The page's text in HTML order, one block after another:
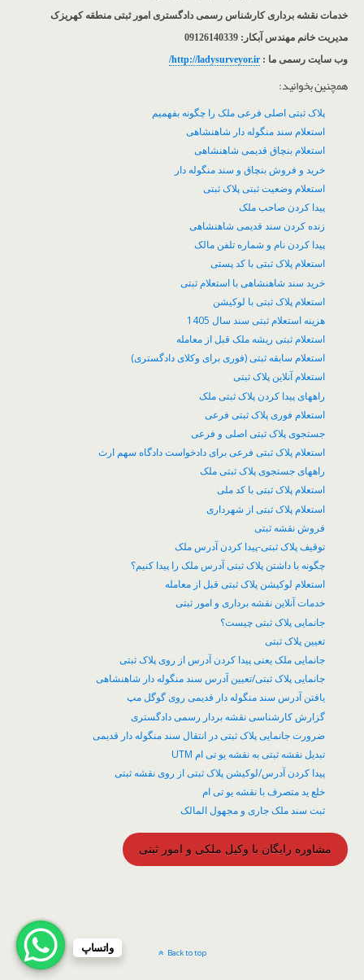
خدمات نقشه برداری کارشناس رسمی دادگستری امور ثبتی منطقه کهریزک
مدیریت خانم مهندس آبکار: 09126140339
وب سایت رسمی ما : http://ladysurveyor.ir/
همچنین بخوانید:
پلاک ثبتی اصلی فرعی ملک را چگونه بفهمیم
استعلام سند منگوله دار شاهنشاهی
استعلام بنچاق قدیمی شاهنشاهی
خرید و فروش بنچاق و سند منگوله دار
استعلام وضعیت ثبتی پلاک ثبتی
پیدا کردن صاحب ملک
زنده کردن سند قدیمی شاهنشاهی
پیدا کردن نام و شماره تلفن مالک
استعلام پلاک ثبتی با کد پستی
خرید سند شاهنشاهی با استعلام ثبتی
استعلام پلاک ثبتی با لوکیشن
هزینه استعلام ثبتی سند سال 1405
استعلام ثبتی ریشه ملک قبل از معامله
استعلام سابقه ثبتی (فوری برای وکلای دادگستری)
استعلام آنلاین پلاک ثبتی
راههای پیدا کردن پلاک ثبتی ملک
استعلام فوری پلاک ثبتی فرعی
جستجوی پلاک ثبتی اصلی و فرعی
استعلام پلاک ثبتی فرعی برای دادخواست دادگاه سهم ارث
راههای جستجوی پلاک ثبتی ملک
استعلام پلاک ثبتی با کد ملی
استعلام پلاک ثبتی از شهرداری
فروش نقشه ثبتی
توقیف پلاک ثبتی-پیدا کردن آدرس ملک
چگونه با داشتن پلاک ثبتی آدرس ملک را پیدا کنیم؟
​استعلام لوکیشن پلاک ثبتی قبل از معامله
خدمات آنلاین نقشه برداری و امور ثبتی
جانمایی پلاک ثبتی چیست؟
تعیین پلاک ثبتی
جانمایی ملک یعنی پیدا کردن آدرس از روی پلاک ثبتی
جانمایی پلاک ثبتی/تعیین آدرس سند منگوله دار شاهنشاهی
یافتن آدرس سند منگوله دار قدیمی روی گوگل مپ
گزارش کارشناسی نقشه بردار رسمی دادگستری
ضرورت جانمایی پلاک ثبتی در انتقال سند منگوله دار قدیمی
تبدیل نقشه ثبتی به نقشه یو تی ام UTM
پیدا کردن آدرس/لوکیشن پلاک ثبتی از روی نقشه ثبتی
خلع ید متصرف با نقشه یو تی ام
ثبت سند ملک جاری و مجهول المالک
مشاوره رایگان با وکیل ملکی و امور ثبتی
Back to top واتساپ